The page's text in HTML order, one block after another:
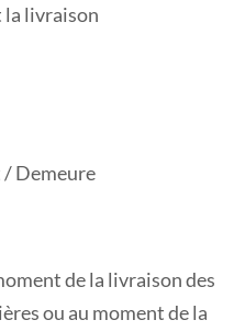
la livraison
Demeure
de la livraison des
ou au moment de la